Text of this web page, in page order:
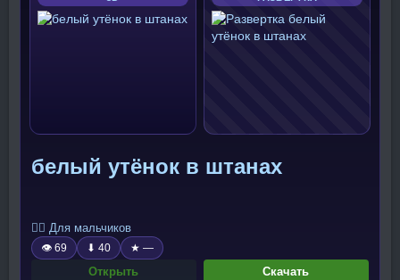
белый утёнок в штанах
🧍‍♂️ Для мальчиков
👁 69 ⬇ 40 ★ —
Открыть Скачать